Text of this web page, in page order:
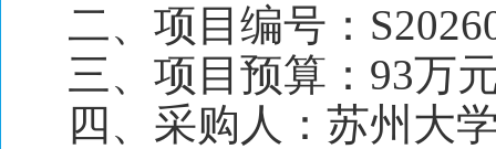
二、 项目编号：
三、项目预算：93万
四、采购人：苏州大